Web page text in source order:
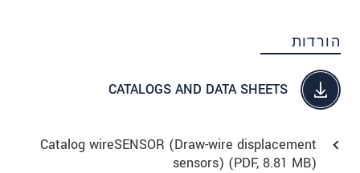
הורדות
CATALOGS AND DATA SHEETS
Catalog wireSENSOR (Draw-wire displacement
sensors) (PDF, 8.81 MB)